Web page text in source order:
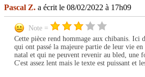
Pascal Z. a écrit le 08/02/2022 à 17h09
Note =
Cette pièce rend hommage aux chibanis. Ici
qui ont passé la majeure partie de leur vie
natal et qui ne peuvent revenir au bled, une
C'est assez lent mais le texte est puissant et